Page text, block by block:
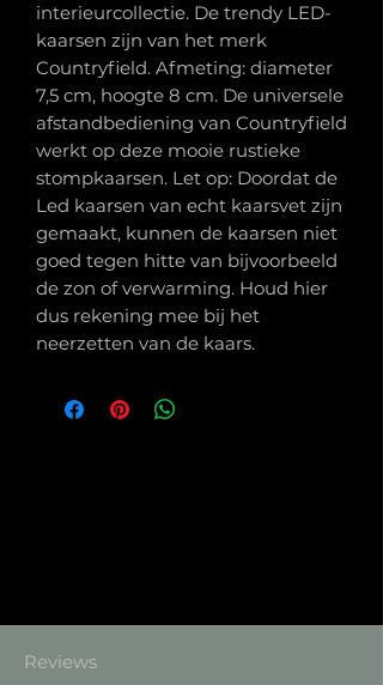
interieurcollectie. De trendy LED-
kaarsen zijn van het merk
Countryfield. Afmeting: diameter
7,5 cm, hoogte 8 cm. De universele
afstandbediening van Countryfield
werkt op deze mooie rustieke
stompkaarsen. Let op: Doordat de
Led kaarsen van echt kaarsvet zijn
gemaakt, kunnen de kaarsen niet
goed tegen hitte van bijvoorbeeld
de zon of verwarming. Houd hier
dus rekening mee bij het
neerzetten van de kaars.
Reviews